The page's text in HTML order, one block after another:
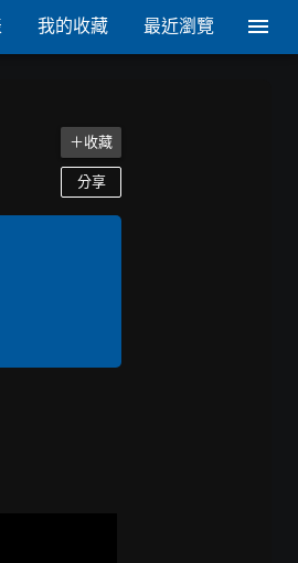
我的收藏 最近瀏覽
＋收藏
分享